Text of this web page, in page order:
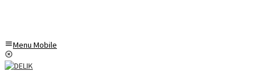
Menu Mobile